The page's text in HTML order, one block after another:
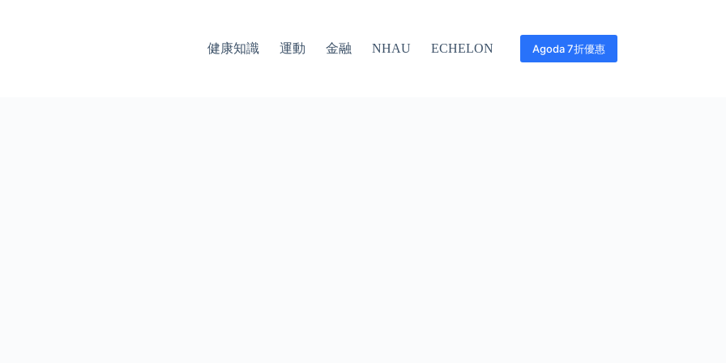
健康知識 運動 金融 NHAU ECHELON Agoda 7折優惠